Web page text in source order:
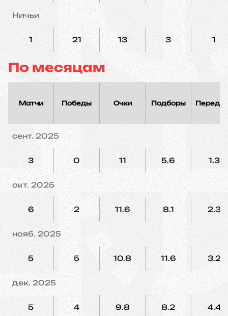
Ничьи
1 21 13 3 1
По месяцам
Матчи Победы Очки Подборы
сент. 2025
3 0 11 5.6 1.3
окт. 2025
6 2 11.6 8.1 2.3
нояб. 2025
5 5 10.8 11.6 3.2
дек. 2025
5 4 9.8 8.2 4.4